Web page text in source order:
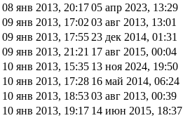
08 янв 2013, 20:1705 апр 2023, 13:29
09 янв 2013, 17:02 03 авг 2013, 13:01
09 янв 2013, 17:55 23 дек 2014, 01:31
09 янв 2013, 21:21 17 авг 2015, 00:04
10 янв 2013, 15:35 13 ноя 2024, 19:50
10 янв 2013, 17:28 16 май 2014, 06:24
10 янв 2013, 18:5303 авг 2013, 00:39
10 янв 2013, 19:17 14 июн 2015, 18:37